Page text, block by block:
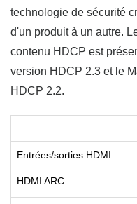
technologie de sécurité
d'un produit à un autre.
contenu HDCP est
version HDCP 2.3 et le
HDCP 2.2.
Entrées/sorties HDMI
HDMI ARC